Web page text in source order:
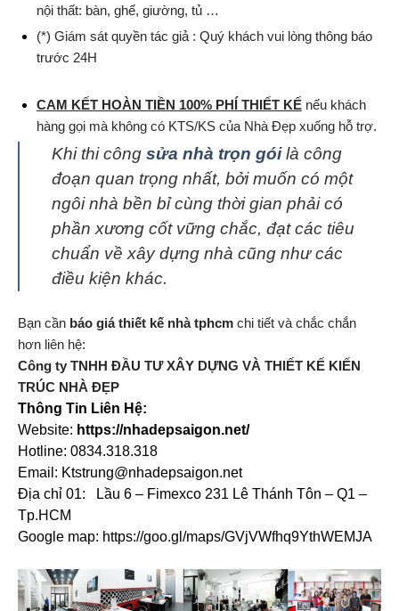
nội thất: bàn, ghế, giường, tủ …
(*) Giám sát quyền tác giả : Quý khách vui lòng thông báo
trước 24H
CAM KẾT HOÀN TIỀN 100% PHÍ THIẾT KẾnếu khách
hàng gọi mà không có KTS/KS của Nhà Đẹp xuống hỗ trợ.
Khi thi công sửa nhà trọn góilà công
đoạn quan trọng nhất, bởi muốn có một
ngôi nhà bền bỉ cùng thời gian phải có
phần xương cốt vững chắc, đạt các tiêu
chuẩn về xây dựng nhà cũng như các
điều kiện khác.
Bạn cần báo giá thiết kế nhà tphcm chi tiết và chắc chắn
hơn liên hệ:
Công ty TNHH ĐẦU TƯ XÂY DỰNG VÀ THIẾT KẾ KIẾN
TRÚC NHÀ ĐẸP
Thông Tin Liên Hệ:
Website: https://nhadepsaigon.net/
Hotline: 0834.318.318
Email: Ktstrung@nhadepsaigon.net
Địa chỉ 01: Lầu 6 – Fimexco 231 Lê Thánh Tôn – Q1 –
Tp.HCM
Google map: https://goo.gl/maps/GVjVWfhq9YthWEMJA